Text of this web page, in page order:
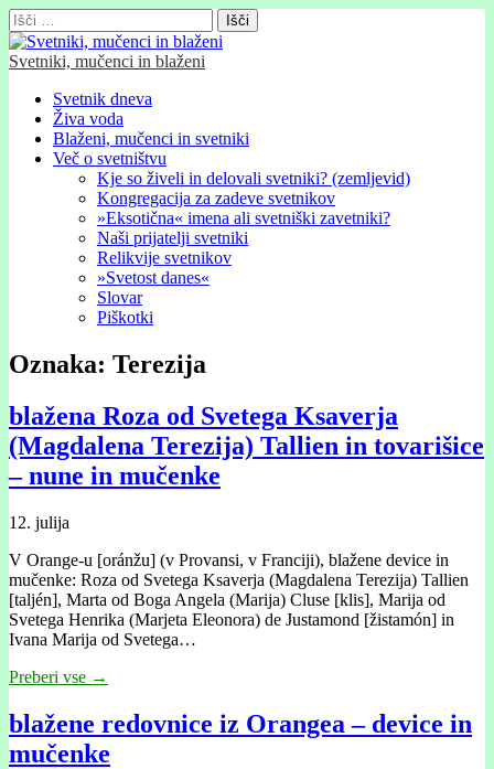
Išči:
Svetniki, mučenci in blaženi
Glavni
meni
Skip
content
Svetnik dneva
Živa voda
Blaženi, mučenci in svetniki
Več o svetništvu
Kje so živeli in delovali svetniki? (zemljevid)
Kongregacija za zadeve svetnikov
»Eksotična« imena ali svetniški zavetniki?
Naši prijatelji svetniki
Relikvije svetnikov
»Svetost danes«
Slovar
Piškotki
Oznaka: Terezija
blažena Roza od Svetega Ksaverja
(Magdalena Terezija) Tallien in tovarišice
– nune in mučenke
12. julija
V Orange-u [oránžu] (v Provansi, v Franciji), blažene device in
mučenke: Roza od Svetega Ksaverja (Magdalena Terezija) Tallien
[taljén], Marta od Boga Angela (Marija) Cluse [klis], Marija od
Svetega Henrika (Marjeta Eleonora) de Justamond [žistamón] in
Ivana Marija od Svetega…
Preberi vse →
blažene redovnice iz Orangea – device in
mučenke